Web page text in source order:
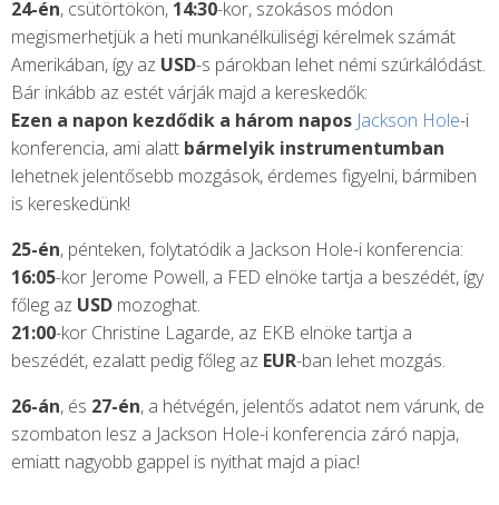
24-én, csütörtökön, 14:30-kor, szokásos módon
megismerhetjük a heti munkanélküliségi kérelmek számát
Amerikában, így az USD-s párokban lehet némi szúrkálódást.
Bár inkább az estét várják majd a kereskedők:
Ezen a napon kezdődik a három napos Jackson Hole-i
konferencia, ami alatt bármelyik instrumentumban
lehetnek jelentősebb mozgások, érdemes figyelni, bármiben
is kereskedünk!
25-én, pénteken, folytatódik a Jackson Hole-i konferencia:
16:05-kor Jerome Powell, a FED elnöke tartja a beszédét, így
főleg az USD mozoghat.
21:00-kor Christine Lagarde, az EKB elnöke tartja a
beszédét, ezalatt pedig főleg az EUR-ban lehet mozgás.
26-án, és 27-én, a hétvégén, jelentős adatot nem várunk, de
szombaton lesz a Jackson Hole-i konferencia záró napja,
emiatt nagyobb gappel is nyithat majd a piac!